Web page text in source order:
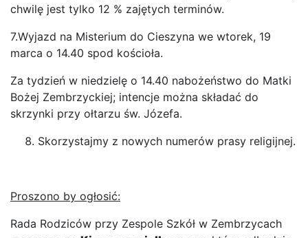
chwilę jest tylko 12 % zajętych terminów.
7.Wyjazd na Misterium do Cieszyna we wtorek, 19
marca o 14.40 spod kościoła.
Za tydzień w niedzielę o 14.40 nabożeństwo do Matki
Bożej Zembrzyckiej; intencje można składać do
skrzynki przy ołtarzu św. Józefa.
Skorzystajmy z nowych numerów prasy religijnej.
Proszono by ogłosić:
Rada Rodziców przy Zespole Szkół w Zembrzycach